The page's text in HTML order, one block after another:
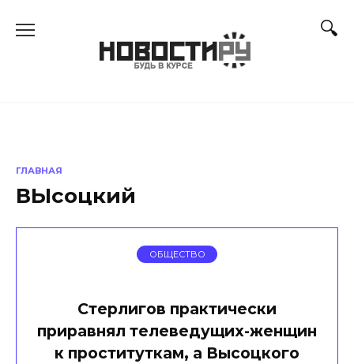
ГЛАВНАЯ
ВЫсоцкий
ОБЩЕСТВО
Стерлигов практически
приравнял телеведущих-женщин
к проституткам, а Высоцкого